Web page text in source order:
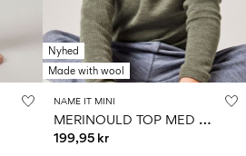
Nyhed
Made with wool
NAME IT MINI
M
ERINOULD TOP MED LANGE ÆRMER
199,95 kr